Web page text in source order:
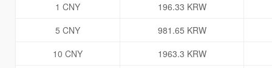
1 CNY
196.33 KRW
5 CNY
981.65 KRW
10 CNY
1963.3 KRW